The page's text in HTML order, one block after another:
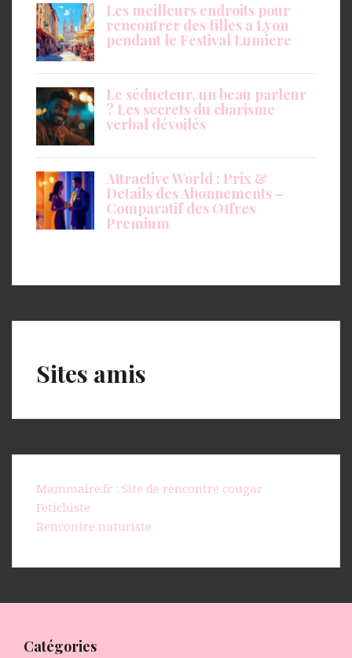
Les meilleurs endroits pour
rencontrer des filles a Lyon
pendant le Festival Lumiere
Le séducteur, un beau parleur
? Les secrets du charisme
verbal dévoilés
Attractive World : Prix &
Details des Abonnements –
Comparatif des Offres
Premium
Sites amis
Mammaire.fr : Site de rencontre cougar
Fetichiste
Rencontre naturiste
Catégories